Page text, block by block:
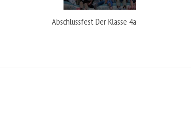
Abschlussfest Der Klasse 4a